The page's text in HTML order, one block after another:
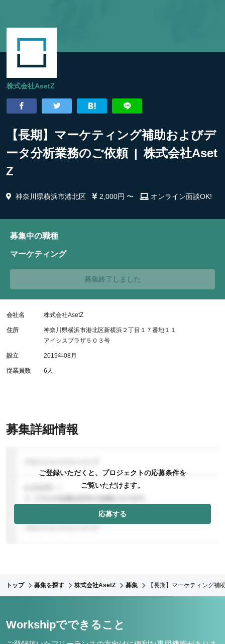
株式会社AsetZ
【長期】マーケティング補助およびデ
ータ分析業務のご依頼 | 株式会社Aset
Z
神奈川県横浜市港北区 2,000円 〜 オンライン面談OK!
募集詳細情報
ご登録いただくと、プロジェクトの応募条件を
ご覧いただけます。
応募する
募集中の職種
マーケティング
募集終了しました
会社名 株式会社AsetZ
住所
神奈川県横浜市港北区新横浜２丁目１７番地１１
アイシスプラザ５０３号
設立 2019年08月
従業員数 6人
トップ 募集を探す 株式会社AsetZ 募集 【長期】マーケティング補
Workshipでできること